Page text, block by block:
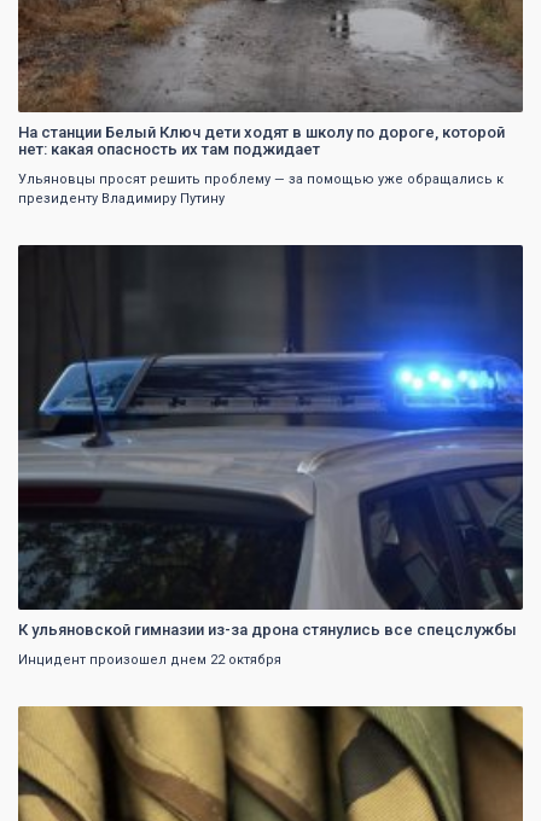
На станции Белый Ключ дети ходят в школу по дороге, которой
нет: какая опасность их там поджидает
Ульяновцы просят решить проблему — за помощью уже обращались к
президенту Владимиру Путину
К ульяновской гимназии из-за дрона стянулись все спецслужбы
Инцидент произошел днем 22 октября